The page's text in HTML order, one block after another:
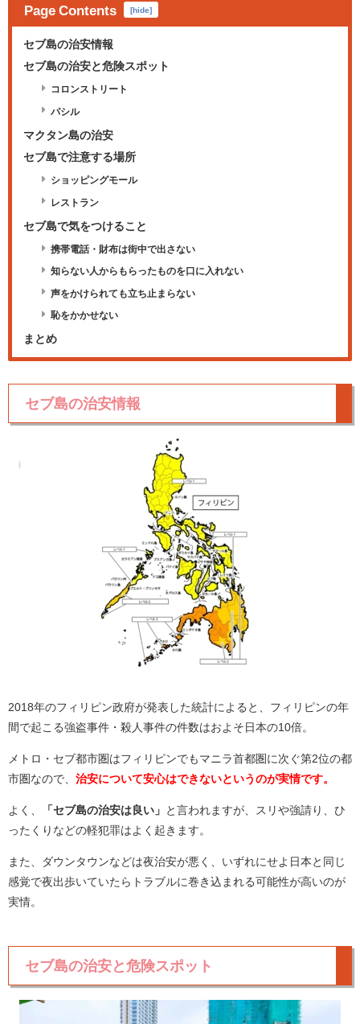
Page Contents [hide]
セブ島の治安情報
セブ島の治安と危険スポット
コロンストリート
パシル
マクタン島の治安
セブ島で注意する場所
ショッピングモール
レストラン
セブ島で気をつけること
携帯電話・財布は街中で出さない
知らない人からもらったものを口に入れない
声をかけられても立ち止まらない
恥をかかせない
まとめ
セブ島の治安情報
2018年のフィリピン政府が発表した統計によると、フィリピンの年
間で起こる強盗事件・殺人事件の件数はおよそ日本の10倍。
メトロ・セブ都市圏はフィリピンでもマニラ首都圏に次ぐ第2位の都
市圏なので、 治安について安心はできないというのが実情です。
よく、 「セブ島の治安は良い」
と言われますが、スリや強請り、ひ
ったくりなどの軽犯罪はよく起きます。
また、ダウンタウンなどは夜治安が悪く、いずれにせよ日本と同じ
感覚で夜出歩いていたらトラブルに巻き込まれる可能性が高いのが
実情。
セブ島の治安と危険スポット